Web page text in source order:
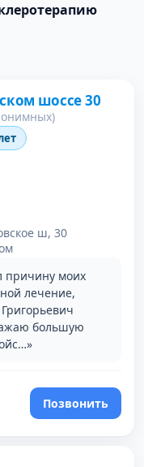
шоссе 30
ш, 30
причину моих
лечение,
большую
Позвонить